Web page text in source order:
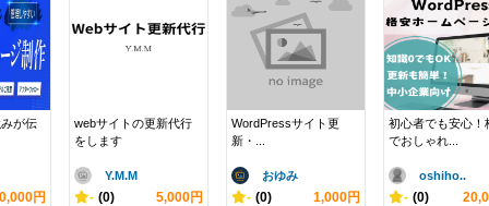
が伝
円
webサイトの更新代行
をします
Y.M.M
- (0) 5,000円
WordPressサイト更
新・...
おゆみ
- (0) 1,000円
初心者でも安心！
でおしゃれ...
oshiho..
- (0)